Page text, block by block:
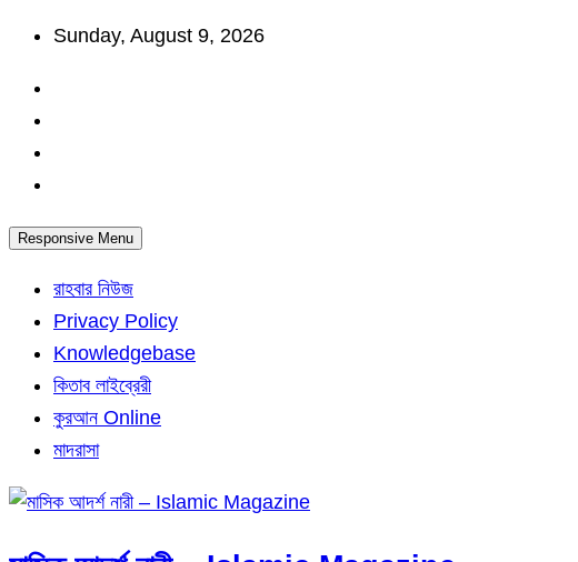
Skip
content
Sunday, August 9, 2026
Responsive Menu
রাহবার নিউজ
Privacy Policy
Knowledgebase
কিতাব লাইব্রেরী
কুরআন Online
মাদরাসা